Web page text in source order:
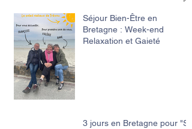
Séjour Bien-Être en
Bretagne : Week-end
Relaxation et Gaieté
3 jours en Bretagne pour "Se